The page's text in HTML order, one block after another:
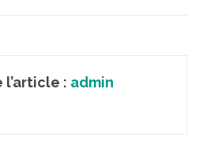
l’article : admin